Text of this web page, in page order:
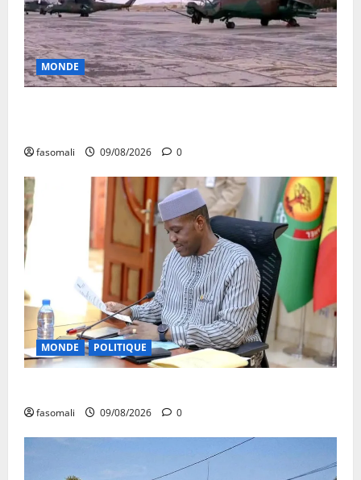
MONDE
fasomali 09/08/2026 0
MONDE POLITIQUE
fasomali 09/08/2026 0